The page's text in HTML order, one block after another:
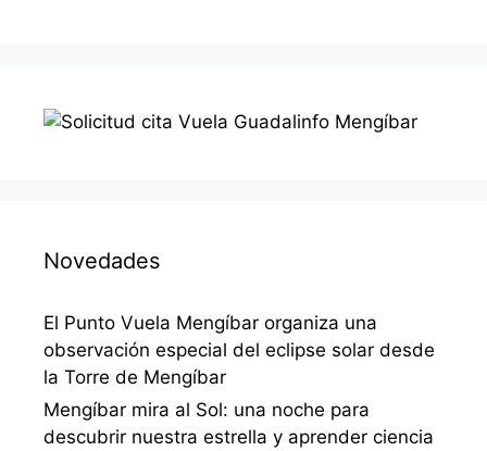
Novedades
El Punto Vuela Mengíbar organiza una
observación especial del eclipse solar desde
la Torre de Mengíbar
Mengíbar mira al Sol: una noche para
descubrir nuestra estrella y aprender ciencia